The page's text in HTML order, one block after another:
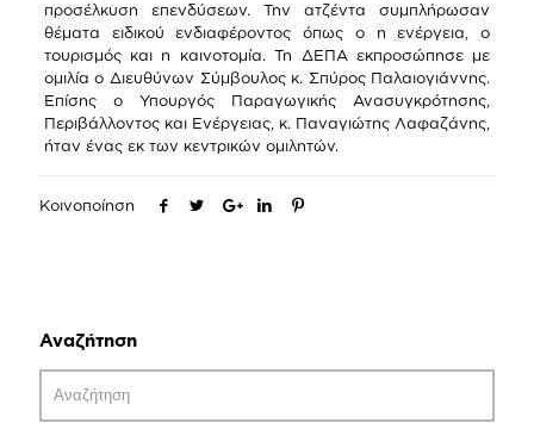
προσέλκυση επενδύσεων. Την ατζέντα συμπλήρωσαν
θέματα ειδικού ενδιαφέροντος όπως ο η ενέργεια, ο
τουρισμός και η καινοτομία. Τη ΔΕΠΑ εκπροσώπησε με
ομιλία ο Διευθύνων Σύμβουλος κ. Σπύρος Παλαιογιάννης.
Επίσης ο Υπουργός Παραγωγικής Ανασυγκρότησης,
Περιβάλλοντος και Ενέργειας, κ. Παναγιώτης Λαφαζάνης,
ήταν ένας εκ των κεντρικών ομιλητών.
Κοινοποίηση
Αναζήτηση